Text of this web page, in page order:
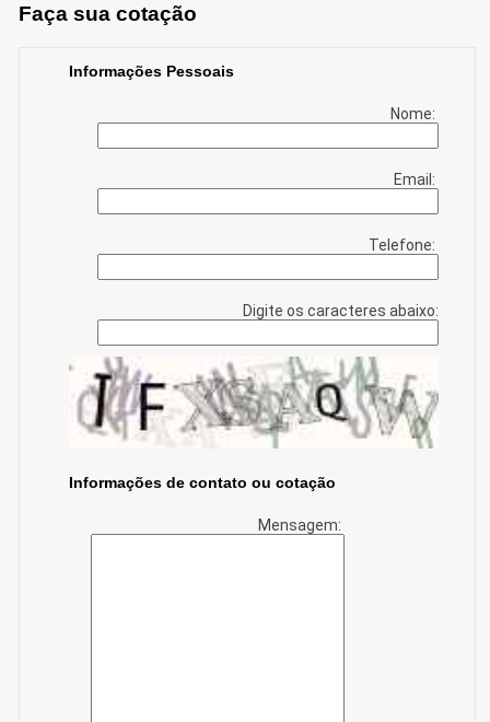
Faça sua cotação
Informações Pessoais
Nome:
Email:
Telefone:
Digite os caracteres abaixo:
Informações de contato ou cotação
Mensagem: